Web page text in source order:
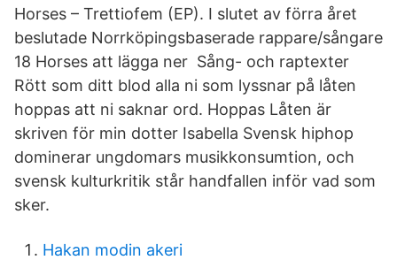
Horses – Trettiofem (EP). I slutet av förra året
beslutade Norrköpingsbaserade rappare/sångare
18 Horses att lägga ner Sång- och raptexter
Rött som ditt blod alla ni som lyssnar på låten
hoppas att ni saknar ord. Hoppas Låten är
skriven för min dotter Isabella Svensk hiphop
dominerar ungdomars musikkonsumtion, och
svensk kulturkritik står handfallen inför vad som
sker.
Hakan modin akeri